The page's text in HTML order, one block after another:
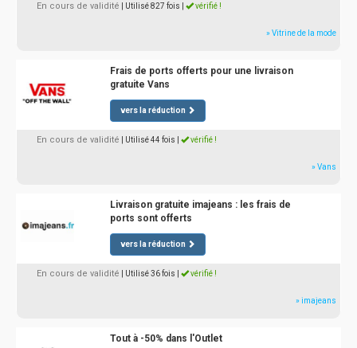
En cours de validité | Utilisé 827 fois vérifié !
» Vitrine de la mode
Frais de ports offerts pour une livraison
gratuite Vans
vers la réduction
En cours de validité | Utilisé 44 fois vérifié !
» Vans
Livraison gratuite imajeans : les frais de
ports sont offerts
vers la réduction
En cours de validité | Utilisé 36 fois vérifié !
» imajeans
Tout à -50% dans l'Outlet